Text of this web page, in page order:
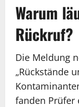
Warum
Rückruf?
Die Meldung
„Rückstände
fanden Prüfer